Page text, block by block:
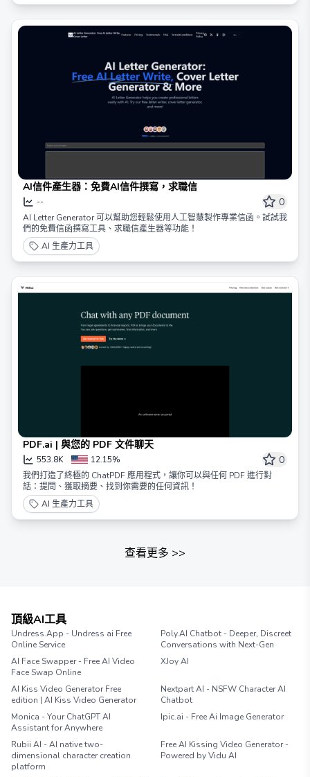
AI信件產生器：免費AI信件撰寫，求職信
-- 0
AI Letter Generator 可以幫助您輕鬆使用人工智慧製作專業信函。試試我
們的免費信函撰寫工具、求職信產生器等功能！
AI 生產力工具
PDF.ai | 與您的 PDF 文件聊天
553.8K 12.15% 0
我們打造了終極的 ChatPDF 應用程式，讓你可以與任何 PDF 進行對
話：提問、獲取摘要、找到你需要的任何資訊！
AI 生產力工具
查看更多 >>
頂級AI工具
Undress.App - Undress ai Free
Online Service
Poly.AI Chatbot - Deeper, Discreet
Conversations with Next-Gen
AI Face Swapper - Free AI Video
Face Swap Online
XJoy AI
AI Kiss Video Generator Free
edition | AI Kiss Video Generator
Nextpart AI - NSFW Character AI
Chatbot
Monica - Your ChatGPT AI
Assistant for Anywhere
Ipic.ai - Free Ai Image Generator
Rubii AI - AI native two-
dimensional character creation
platform
Free AI Kissing Video Generator -
Powered by Vidu AI